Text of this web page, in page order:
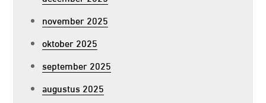
november 2025
oktober 2025
september 2025
augustus 2025